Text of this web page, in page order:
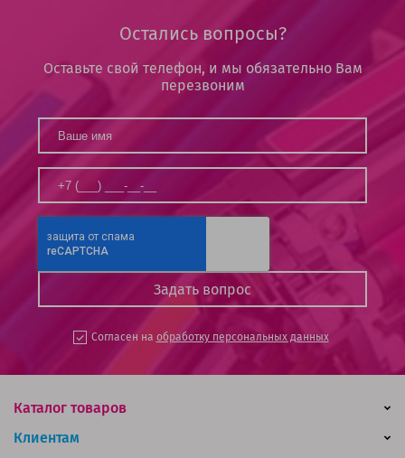
Остались вопросы?
Оставьте свой телефон, и мы обязательно Вам
перезвоним
Согласен на обработку персональных данных
Каталог товаров
Клиентам